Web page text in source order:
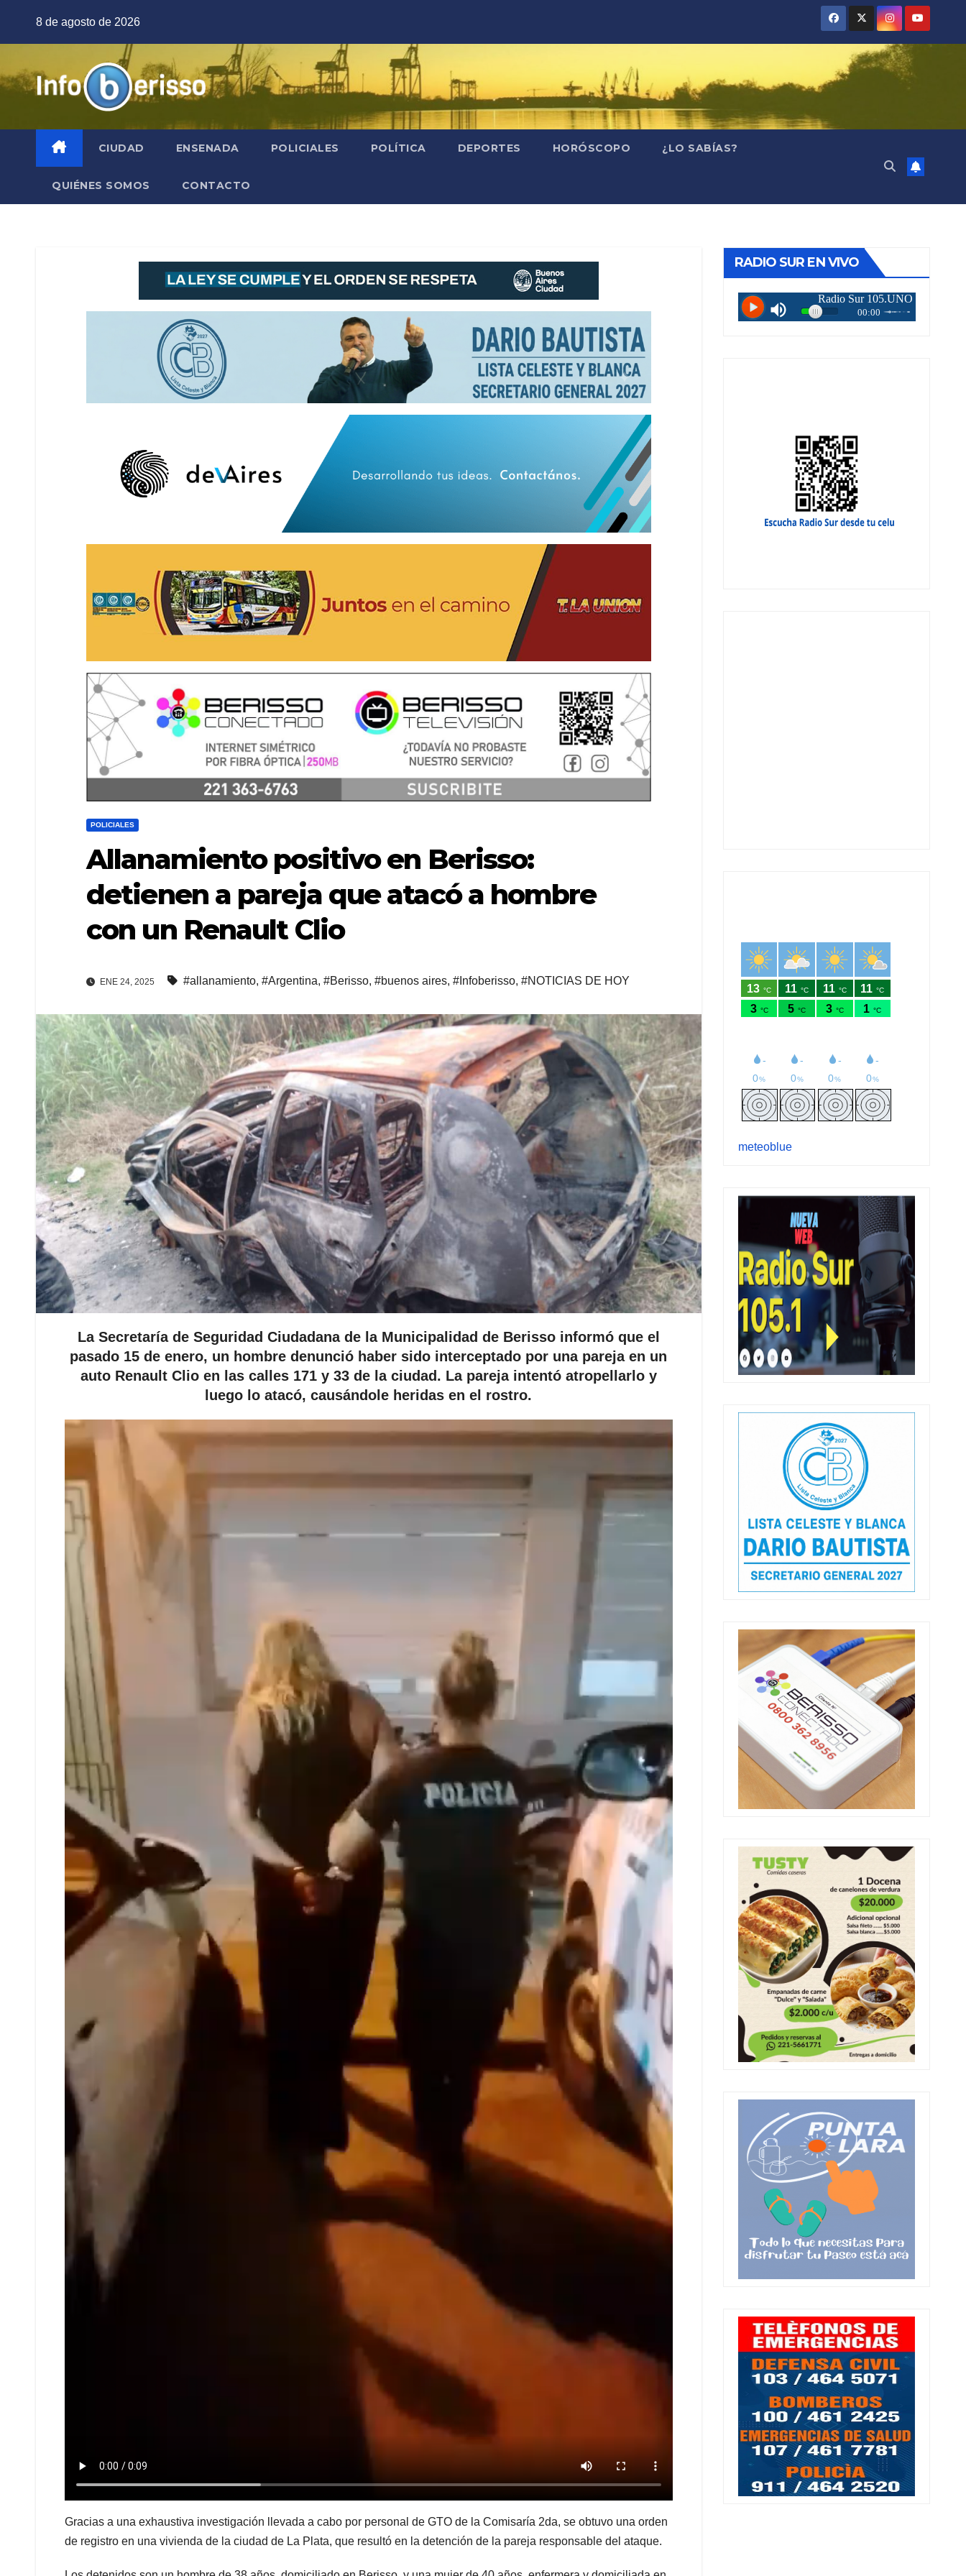
8 de agosto de 2026
CIUDAD ENSENADA POLICIALES POLÍTICA DEPORTES HORÓSCOPO ¿LO SABÍAS?
QUIÉNES SOMOS CONTACTO
POLICIALES
Allanamiento positivo en Berisso:
detienen a pareja que atacó a hombre
con un Renault Clio
ENE 24, 2025 #allanamiento, #Argentina, #Berisso, #buenos aires, #Infoberisso, #NOTICIAS DE HOY
La Secretaría de Seguridad Ciudadana de la Municipalidad de Berisso informó que el
pasado 15 de enero, un hombre denunció haber sido interceptado por una pareja en un
auto Renault Clio en las calles 171 y 33 de la ciudad. La pareja intentó atropellarlo y
luego lo atacó, causándole heridas en el rostro.
Gracias a una exhaustiva investigación llevada a cabo por personal de GTO de la Comisaría 2da, se obtuvo una orden
de registro en una vivienda de la ciudad de La Plata, que resultó en la detención de la pareja responsable del ataque.
RADIO SUR EN VIVO
meteoblue